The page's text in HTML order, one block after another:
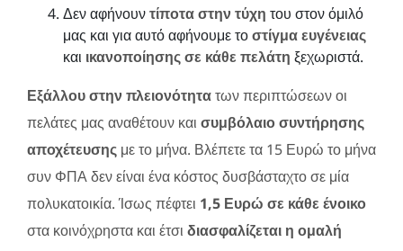
Δεν αφήνουντίποτα στην τύχη του στον όμιλό
μας και για αυτό αφήνουμε τοστίγμα ευγένειας
και ικανοποίησης σε κάθε πελάτη ξεχωριστά.
Εξάλλου στην πλειονότητατων περιπτώσεων οι
πελάτες μας αναθέτουν και συμβόλαιο συντήρησης
αποχέτευσης με το μήνα. Βλέπετε τα 15 Ευρώ το μήνα
συν ΦΠΑ δεν είναι ένα κόστος δυσβάσταχτο σε μία
πολυκατοικία. Ίσως πέφτει 1,5 Ευρώ σε κάθε ένοικο
στα κοινόχρηστα και έτσι διασφαλίζεται η ομαλή